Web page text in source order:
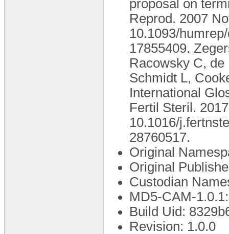
proposal on
Reprod. 2007
10.1093/
17855409.
Racowsky C,
Schmidt L,
International
Fertil Steril.
10.1016/
28760517.
Original
Original
Custodian
MD5-CAM-
Build Uid:
Revision: 1.0.0